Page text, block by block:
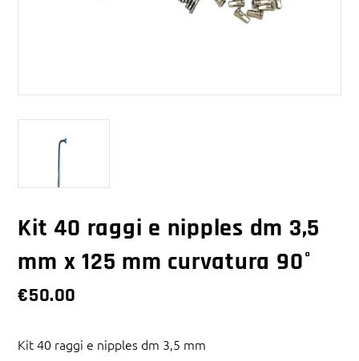
Kit 40 raggi e nipples dm 3,5
mm x 125 mm curvatura 90°
€50.00
Kit 40 raggi e nipples dm 3,5 mm